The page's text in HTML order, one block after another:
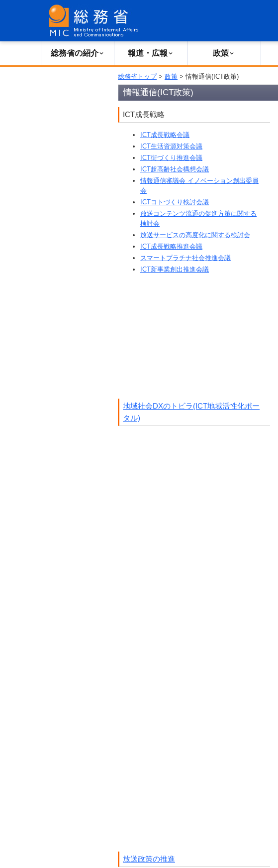
総務省の紹介 報道・広報 政策
総務省トップ> 政策 > 情報通信(ICT政策)
情報通信(ICT政策)
ICT成長戦略
ICT成長戦略会議
ICT生活資源対策会議
ICT街づくり推進会議
ICT超高齢社会構想会議
情報通信審議会 イノベーション創出委員
会
ICTコトづくり検討会議
放送コンテンツ流通の促進方策に関する
検討会
放送サービスの高度化に関する検討会
ICT成長戦略推進会議
スマートプラチナ社会推進会議
ICT新事業創出推進会議
地域社会DXのトビラ(ICT地域活性化ポー
タル)
放送政策の推進